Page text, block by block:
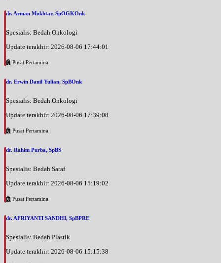
dr. Arman Mukhtar, SpOGKOnk
Spesialis: Bedah Onkologi
Update terakhir: 2026-08-06 17:44:01
Pusat Pertamina
dr. Erwin Danil Yulian, SpBOnk
Spesialis: Bedah Onkologi
Update terakhir: 2026-08-06 17:39:08
Pusat Pertamina
dr. Rahim Purba, SpBS
Spesialis: Bedah Saraf
Update terakhir: 2026-08-06 15:19:02
Pusat Pertamina
dr. AFRIYANTI SANDHI, SpBPRE
Spesialis: Bedah Plastik
Update terakhir: 2026-08-06 15:15:38